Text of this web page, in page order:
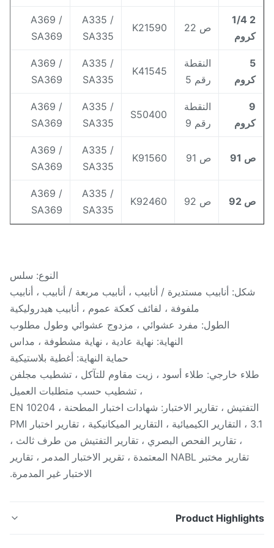
2 1/4
K21590
A335 /
SA335
A369 /
SA369
النقطة
K41545
A335 /
SA335
A369 /
SA369
النقطة
S50400
A335 /
SA335
A369 /
SA369
ص 91 K91560
A335 /
SA335
A369 /
SA369
ص 92 K92460
A335 /
SA335
A369 /
SA369
النوع: سلس
شكل: أنابيب مستديرة / أنابيب ، أنابيب مربعة / أنابيب ، أنابيب
ملفوفة ، لفائف كعكة عموم ، أنابيب هيدروليكية
الطول: مفرد عشوائي ، مزدوج عشوائي وطول مطلوب
النهاية: نهاية عادية ، نهاية مشطوفة ، مداس
حماية النهاية: أغطية بلاستيكية
خارجي: طلاء أسود ، زيت مقاوم للتآكل ، تشطيب مجلفن
، تشطيب حسب متطلبات العميل
التفتيش ، تقارير الاختبار: شهادات اختبار المطحنة ، EN 10204
3.1 ، التقارير الكيميائية ، التقارير الميكانيكية ، تقارير اختبار PMI
، تقارير الفحص البصري ، تقارير التفتيش من طرف ثالث ،
تقارير مختبر NABL المعتمدة ، تقرير الاختبار المدمر ، تقارير
الاختبار غير المدمرة.
Product